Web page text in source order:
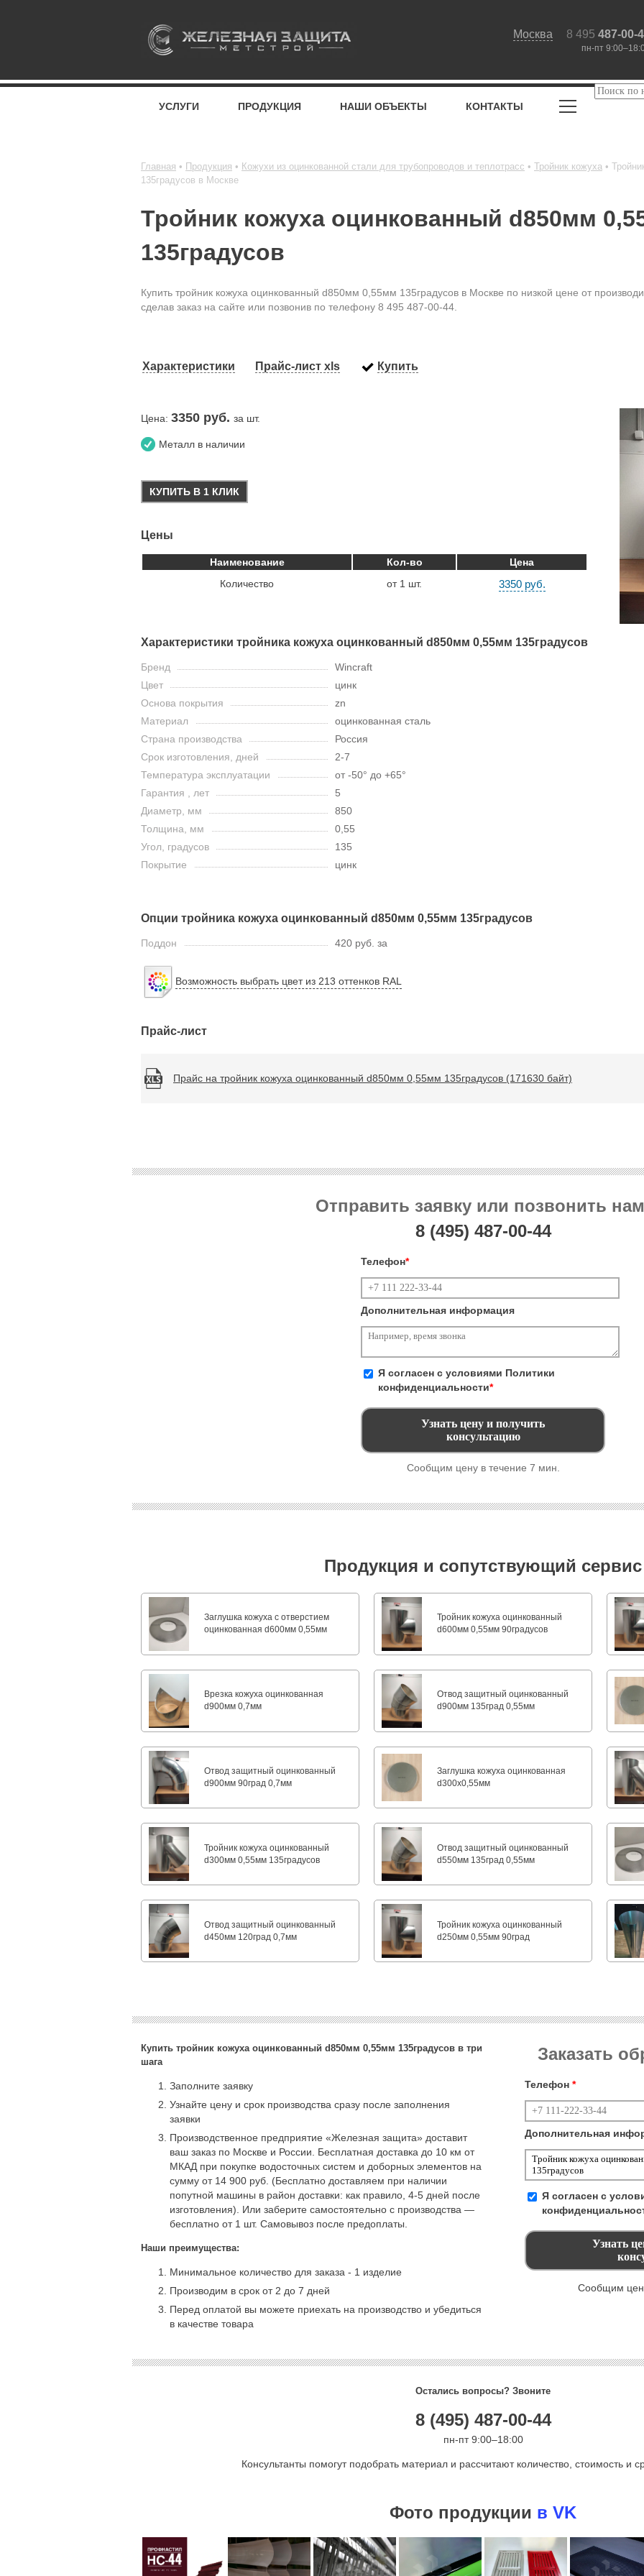
Москва 8 495 487-00-
пн-пт
УСЛУГИ ПРОДУКЦИЯ НАШИ ОБЪЕКТЫ КОНТАКТЫ
Главная Продукция Кожухи из оцинкованной стали для трубопроводов и теплотрасс Тройник кожуха
135градусов в Москве
Тройник кожуха оцинкованный d850мм
135градусов
Купить тройник кожуха оцинкованный d850мм 0,55мм 135градусов в Москве по низкой цене от
сделав заказ на сайте или позвонив по телефону 8 495 487-00-44.
Характеристики Прайс-лист xls Купить
Цена: 3350 руб. за шт.
Металл в наличии
КУПИТЬ В 1 КЛИК
Цены
Наименование Кол-во
Цена
Количество
от 1 шт. 3350 руб.
Характеристики тройника кожуха оцинкованный d850мм 0,55мм 135градусов
Бренд
Wincraft
Цвет
цинк
Основа покрытия
zn
Материал
оцинкованная сталь
Страна производства
Россия
Срок изготовления, дней
2-7
Температура эксплуатации
от -50° до +65°
Гарантия , лет
5
Диаметр, мм
850
Толщина, мм
0,55
Угол, градусов
135
Покрытие
цинк
Опции тройника кожуха оцинкованный d850мм 0,55мм 135градусов
Поддон 420 руб. за
Возможность выбрать цвет из 213 оттенков RAL
Прайс-лист
Прайс на тройник кожуха оцинкованный d850мм 0,55мм 135градусов (171630 байт)
Отправить заявку или позвонить
8 (495) 487-00-44
Телефон*
Дополнительная информация
Я согласен с условиями Политики
конфиденциальности*
Сообщим цену в течение 7 мин.
Продукция и сопутствующий сервис
Заглушка кожуха с отверстием
оцинкованная d600мм 0,55мм
Тройник кожуха оцинкованный
d600мм 0,55мм 90градусов
Врезка кожуха оцинкованная
d900мм 0,7мм
Отвод защитный оцинкованный
d900мм 135град 0,55мм
Отвод защитный оцинкованный
d900мм 90град 0,7мм
Заглушка кожуха оцинкованная
d300х0,55мм
Тройник кожуха оцинкованный
d300мм 0,55мм 135градусов
Отвод защитный оцинкованный
d550мм 135град 0,55мм
Отвод защитный оцинкованный
d450мм 120град 0,7мм
Тройник кожуха оцинкованный
d250мм 0,55мм 90град
Купить тройник кожуха оцинкованный d850мм 0,55мм 135градусов в три
шага
Заполните заявку
Узнайте цену и срок производства сразу после заполнения
заявки
Производственное предприятие «Железная защита» доставит
ваш заказ по Москве и России. Бесплатная доставка до 10 км от
МКАД при покупке водосточных систем и доборных элементов на
сумму от 14 900 руб. (Бесплатно доставляем при наличии
попутной машины в район доставки: как правило, 4-5 дней после
изготовления). Или заберите самостоятельно с производства —
бесплатно от 1 шт. Самовывоз после предоплаты.
Наши преимущества:
Минимальное количество для заказа - 1 изделие
Производим в срок от 2 до 7 дней
Перед оплатой вы можете приехать на производство и убедиться
в качестве товара
Заказать
Телефон *
Дополнительная
Я согласен с
Сообщим
Остались вопросы? Звоните
8 (495) 487-00-44
пн-пт 9:00–18:00
Консультанты помогут подобрать материал и рассчитают количество, стоимость и
Фото продукции в VK